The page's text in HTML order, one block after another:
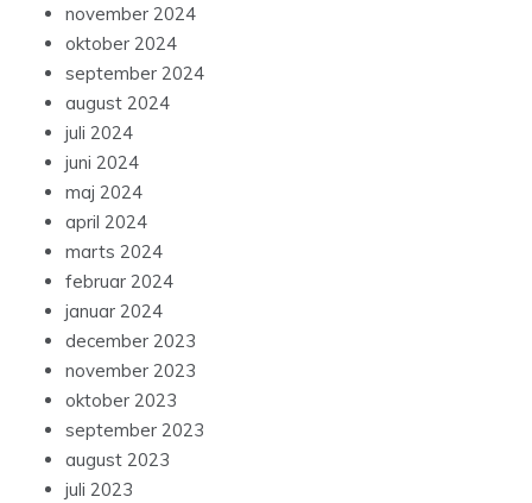
november 2024
oktober 2024
september 2024
august 2024
juli 2024
juni 2024
maj 2024
april 2024
marts 2024
februar 2024
januar 2024
december 2023
november 2023
oktober 2023
september 2023
august 2023
juli 2023